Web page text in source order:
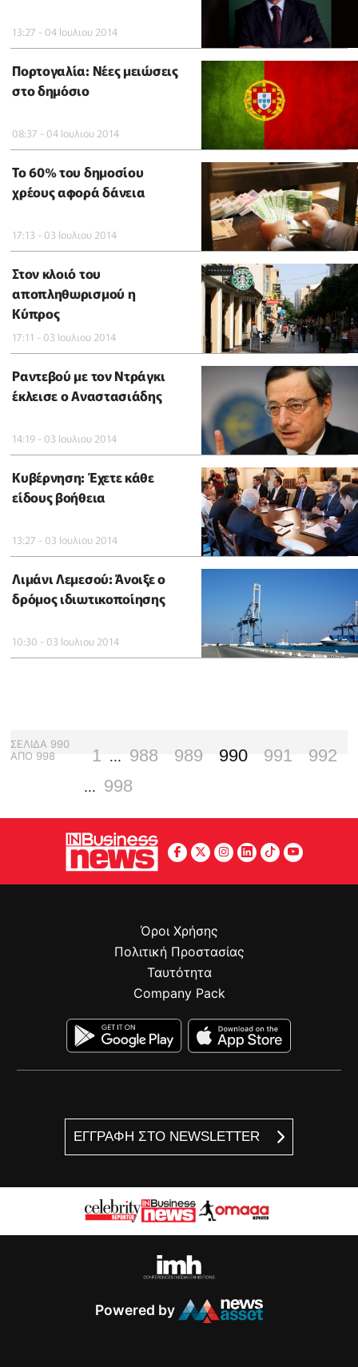
13:27 - 04 Ιουλιου 2014
Πορτογαλία: Νέες μειώσεις
στο δημόσιο
08:37 - 04 Ιουλιου 2014
Το 60% του δημοσίου
χρέους αφορά δάνεια
17:13 - 03 Ιουλιου 2014
Στον κλοιό του
αποπληθωρισμού η
Κύπρος
17:11 - 03 Ιουλιου 2014
Ραντεβού με τον Ντράγκι
έκλεισε ο Αναστασιάδης
14:19 - 03 Ιουλιου 2014
Κυβέρνηση: Έχετε κάθε
είδους βοήθεια
13:27 - 03 Ιουλιου 2014
Λιμάνι Λεμεσού: Άνοιξε ο
δρόμος ιδιωτικοποίησης
10:30 - 03 Ιουλιου 2014
ΣΕΛΙΔΑ 990
ΑΠΟ 998 1 ... 988 989 990 991 992
... 998
ΕΓΓΡΑΦΗ ΣΤΟ NEWSLETTER
Όροι Χρήσης
Πολιτική Προστασίας
Ταυτότητα
Company Pack
Powered by